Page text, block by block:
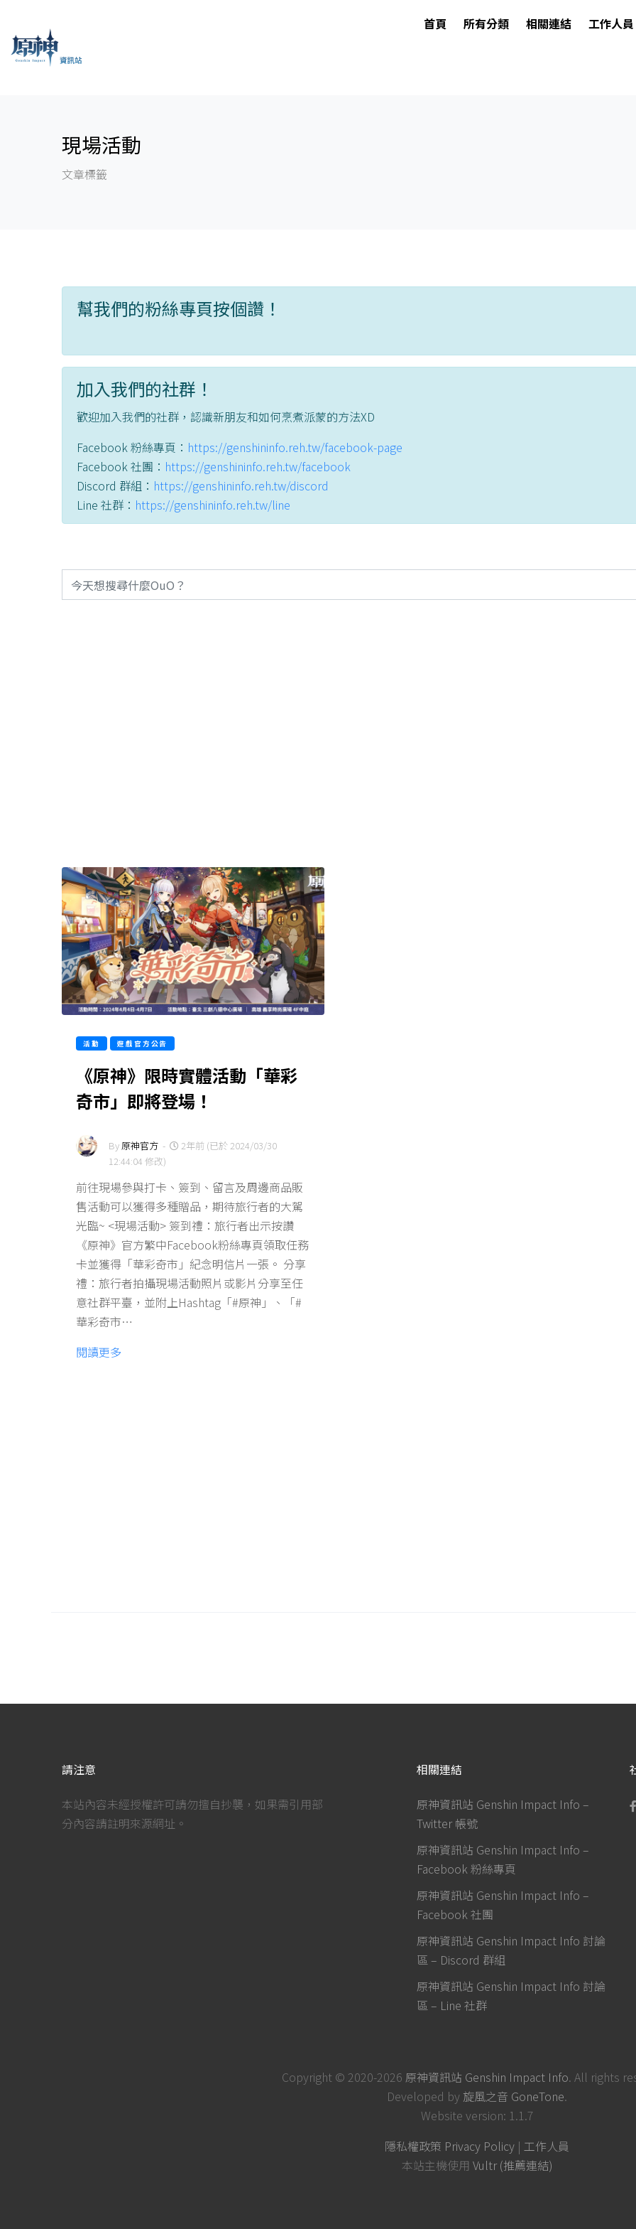
首頁 所有分類 相關連結 工作人員
現場活動
文章標籤
幫我們的粉絲專頁按個讚！
加入我們的社群！
歡迎加入我們的社群，認識新朋友和如何烹煮派蒙的方法XD
Facebook 粉絲專頁： https://genshininfo.reh.tw/facebook-page
Facebook 社團： https://genshininfo.reh.tw/facebook
Discord 群組： https://genshininfo.reh.tw/discord
Line 社群： https://genshininfo.reh.tw/line
活動 遊戲官方公告
《原神》限時實體活動「華彩
奇市」即將登場！
By原神官方 -
2年前 (已於 2024/03/30
12:44:04 修改)
前往現場參與打卡、簽到、留言及周邊商品販
售活動可以獲得多種贈品，期待旅行者的大駕
光臨~ <現場活動> 簽到禮：旅行者出示按讚
《原神》官方繁中Facebook粉絲專頁領取任務
卡並獲得「華彩奇市」紀念明信片一張。 分享
禮：旅行者拍攝現場活動照片或影片分享至任
意社群平臺，並附上Hashtag「#原神」、「#
華彩奇市…
閱讀更多
請注意
本站內容未經授權許可請勿擅自抄襲，如果需引用部
分內容請註明來源網址。
相關連結
原神資訊站 Genshin Impact Info –
Twitter 帳號
原神資訊站 Genshin Impact Info –
Facebook 粉絲專頁
原神資訊站 Genshin Impact Info –
Facebook 社團
原神資訊站 Genshin Impact Info 討論
區 – Discord 群組
原神資訊站 Genshin Impact Info 討論
區 – Line 社群
Copyright © 2020-2026 原神資訊站 Genshin Impact Info. All rights
Developed by 旋風之音 GoneTone.
Website version: 1.1.7
隱私權政策 Privacy Policy | 工作人員
本站主機使用 Vultr (推薦連結)